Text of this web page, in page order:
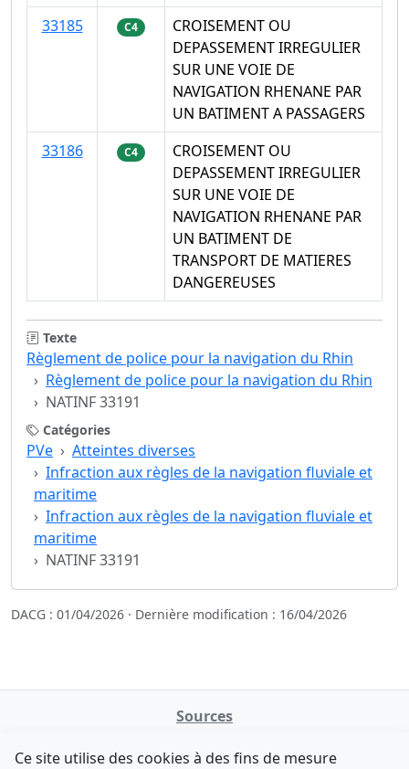
33185
C4
CROISEMENT OU
DEPASSEMENT IRREGULIER
SUR UNE VOIE DE
NAVIGATION RHENANE PAR
UN BATIMENT A PASSAGERS
33186
C4
CROISEMENT OU
DEPASSEMENT IRREGULIER
SUR UNE VOIE DE
NAVIGATION RHENANE PAR
UN BATIMENT DE
TRANSPORT DE MATIERES
DANGEREUSES
Texte
Règlement de police pour la navigation du Rhin
Règlement de police pour la navigation du Rhin
NATINF 33191
Catégories
PVe
Atteintes diverses
Infraction aux règles de la navigation fluviale et
maritime
Infraction aux règles de la navigation fluviale et
maritime
NATINF 33191
DACG : 01/04/2026 · Dernière modification : 16/04/2026
Sources
data.gouv.fr
Ce site utilise des cookies à des fins de mesure